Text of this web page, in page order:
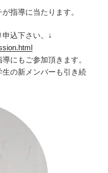
指導に当たります。
込下さい。↓
にもご参加頂きます。
の新メンバーも引き続